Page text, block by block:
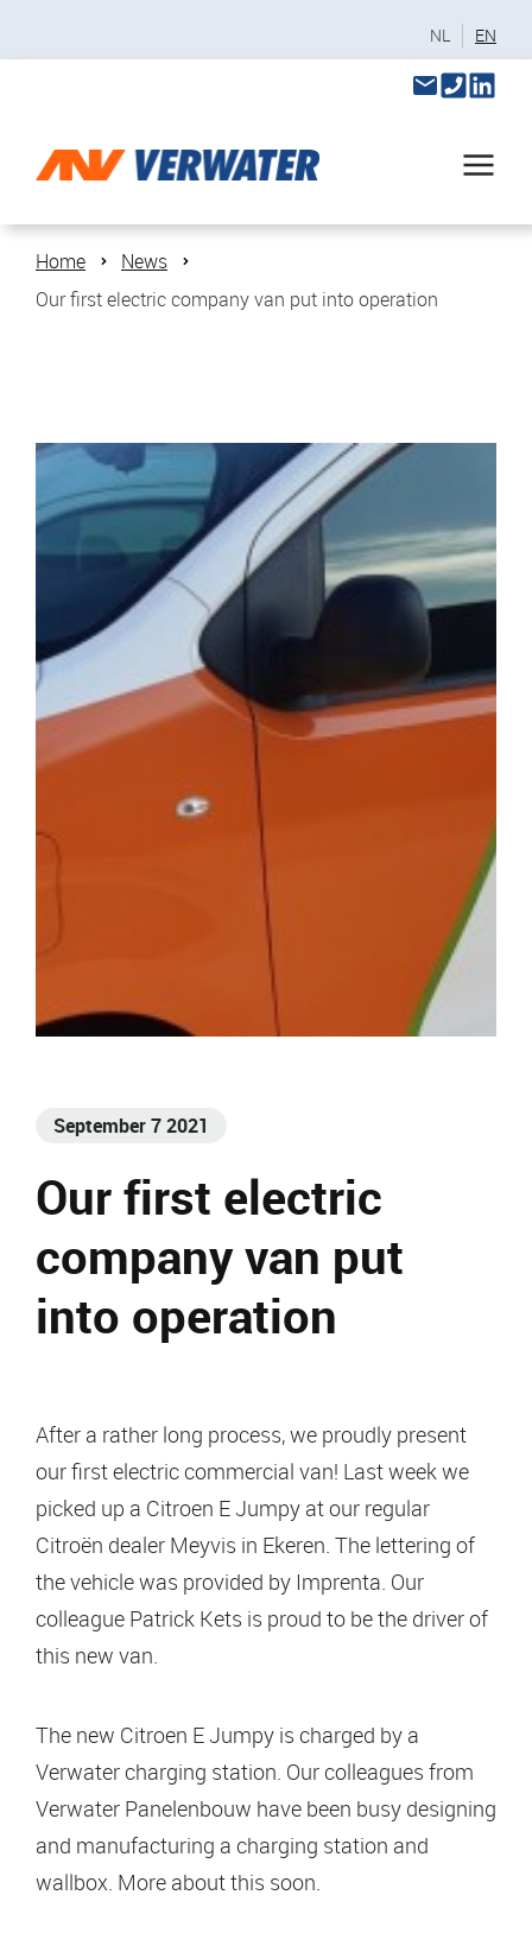
NL EN
Home
News
Our first electric company van put into operation
September 7 2021
Our first electric
company van put
into operation
After a rather long process, we proudly present
our first electric commercial van! Last week we
picked up a Citroen E Jumpy at our regular
Citroën dealer Meyvis in Ekeren. The lettering of
the vehicle was provided by Imprenta. Our
colleague Patrick Kets is proud to be the driver of
this new van.
The new Citroen E Jumpy is charged by a
Verwater charging station. Our colleagues from
Verwater Panelenbouw have been busy designing
and manufacturing a charging station and
wallbox. More about this soon.